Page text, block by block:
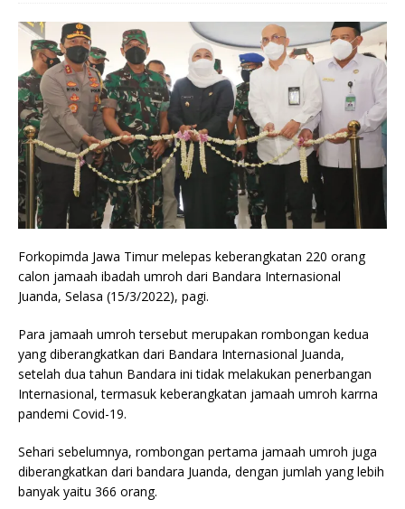
Forkopimda Jawa Timur melepas keberangkatan 220 orang
calon jamaah ibadah umroh dari Bandara Internasional
Juanda, Selasa (15/3/2022), pagi.
Para jamaah umroh tersebut merupakan rombongan kedua
yang diberangkatkan dari Bandara Internasional Juanda,
setelah dua tahun Bandara ini tidak melakukan penerbangan
Internasional, termasuk keberangkatan jamaah umroh karrna
pandemi Covid-19.
Sehari sebelumnya, rombongan pertama jamaah umroh juga
diberangkatkan dari bandara Juanda, dengan jumlah yang lebih
banyak yaitu 366 orang.